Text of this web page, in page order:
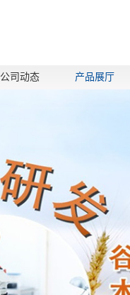
公司动态 产品展厅